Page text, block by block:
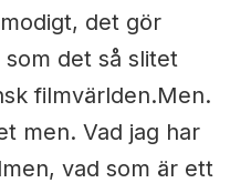
det gör
det så slitet
filmvärlden.Men.
men. Vad jag har
vad som är ett